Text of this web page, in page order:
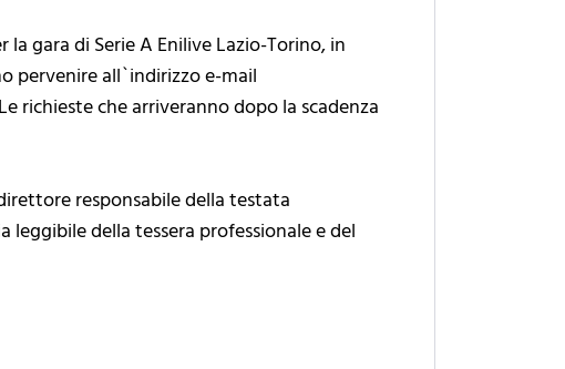
gara di Serie A Enilive Lazio-Torino, in
pervenire all`indirizzo e-mail
richieste che arriveranno dopo la scadenza
responsabile della testata
della tessera professionale e del